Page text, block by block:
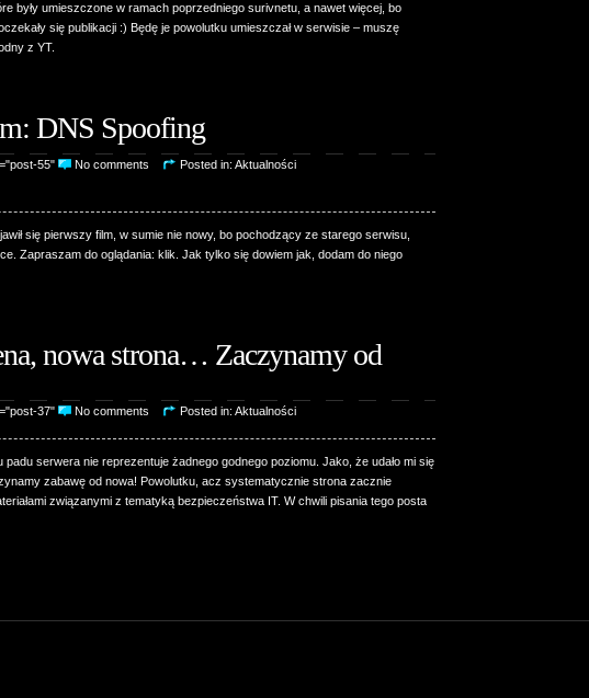
były umieszczone w ramach poprzedniego surivnetu, a nawet więcej, bo
się publikacji :) Będę je powolutku umieszczał w serwisie – muszę
z YT.
DNS Spoofing
55" No comments Posted in: Aktualności
się pierwszy film, w sumie nie nowy, bo pochodzący ze starego serwisu,
Zapraszam do oglądania: klik. Jak tylko się dowiem jak, dodam do niego
nowa strona… Zaczynamy od
37" No comments Posted in: Aktualności
serwera nie reprezentuje żadnego godnego poziomu. Jako, że udało mi się
zabawę od nowa! Powolutku, acz systematycznie strona zacznie
związanymi z tematyką bezpieczeństwa IT. W chwili pisania tego posta